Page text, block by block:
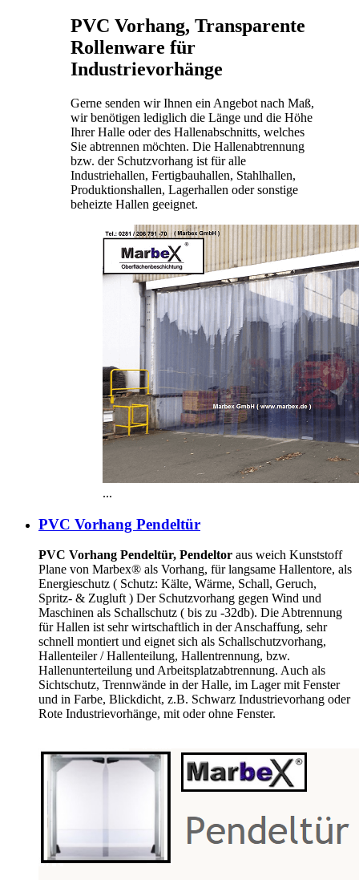
PVC Vorhang, Transparente
Rollenware für
Industrievorhänge
Gerne senden wir Ihnen ein Angebot nach Maß,
wir benötigen lediglich die Länge und die Höhe
Ihrer Halle oder des Hallenabschnitts, welches
Sie abtrennen möchten. Die Hallenabtrennung
bzw. der Schutzvorhang ist für alle
Industriehallen, Fertigbauhallen, Stahlhallen,
Produktionshallen, Lagerhallen oder sonstige
beheizte Hallen geeignet.
...
PVC Vorhang Pendeltür
PVC Vorhang Pendeltür, Pendeltor aus weich Kunststoff
Plane von Marbex® als Vorhang, für langsame Hallentore, als
Energieschutz ( Schutz: Kälte, Wärme, Schall, Geruch,
Spritz- & Zugluft ) Der Schutzvorhang gegen Wind und
Maschinen als Schallschutz ( bis zu -32db). Die Abtrennung
für Hallen ist sehr wirtschaftlich in der Anschaffung, sehr
schnell montiert und eignet sich als Schallschutzvorhang,
Hallenteiler /Hallenteilung, Hallentrennung, bzw.
Hallenunterteilung und Arbeitsplatzabtrennung. Auch als
Sichtschutz, Trennwände in der Halle, im Lager mit Fenster
und in Farbe, Blickdicht, z.B. Schwarz Industrievorhang oder
Rote Industrievorhänge, mit oder ohne Fenster.